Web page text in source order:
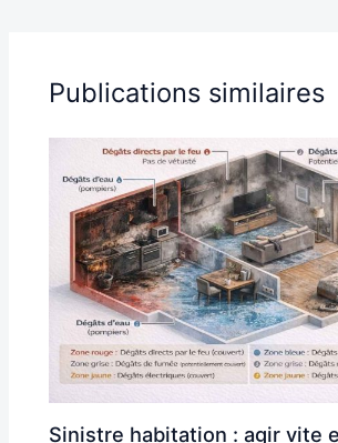
Publications similaires
Sinistre habitation : agir vite